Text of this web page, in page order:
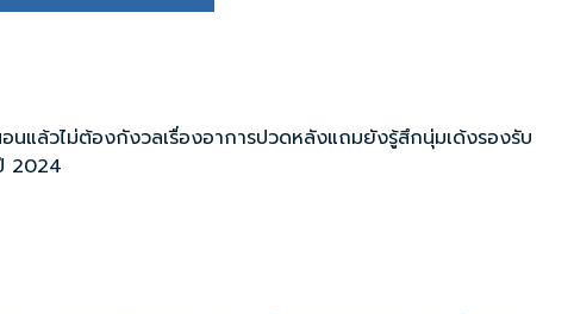
ล้วไม่ต้องกังวลเรื่องอาการปวดหลังแถมยังรู้สึกนุ่มเด้งรองรับ
2024